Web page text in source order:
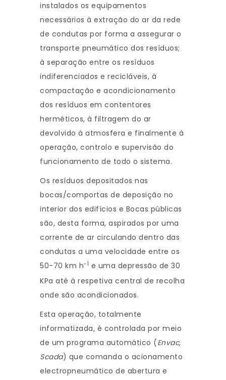
instalados os equipamentos
necessários à extração do ar da rede
de condutas por forma a assegurar o
transporte pneumático dos resíduos;
à separação entre os resíduos
indiferenciados e recicláveis, à
compactação e acondicionamento
dos resíduos em contentores
herméticos, à filtragem do ar
devolvido à atmosfera e finalmente à
operação, controlo e supervisão do
funcionamento de todo o sistema.
Os resíduos depositados nas
bocas/comportas de deposição no
interior dos edifícios e Bocas públicas
são, desta forma, aspirados por uma
corrente de ar circulando dentro das
condutas a uma velocidade entre os
50-70 km h-1 e uma depressão de 30
KPa até à respetiva central de recolha
onde são acondicionados.
Esta operação, totalmente
informatizada, é controlada por meio
de um programa automático (Envac,
Scada) que comanda o acionamento
electropneumático de abertura e